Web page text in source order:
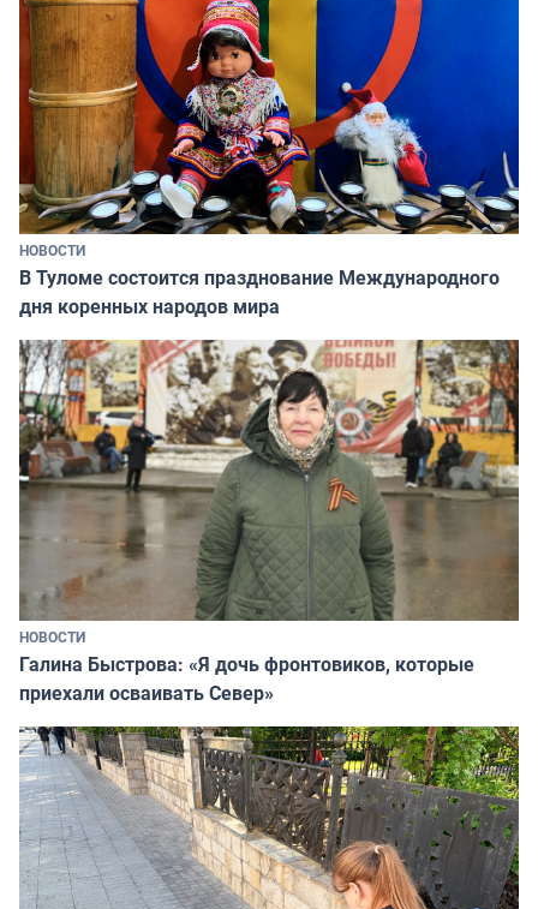
НОВОСТИ
В Туломе состоится празднование Международного
дня коренных народов мира
НОВОСТИ
Галина Быстрова: «Я дочь фронтовиков, которые
приехали осваивать Север»